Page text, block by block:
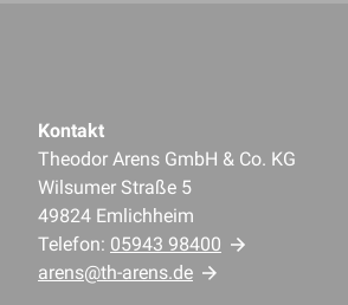
Kontakt
Theodor Arens GmbH & Co. KG
Wilsumer Straße 5
49824 Emlichheim
Telefon: 05943 98400
arens@th-arens.de